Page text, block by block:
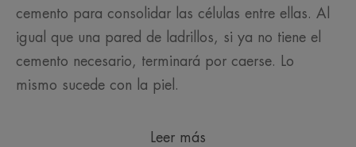
cemento para consolidar las células entre ellas. Al
igual que una pared de ladrillos, si ya no tiene el
cemento necesario, terminará por caerse. Lo
mismo sucede con la piel.
Leer más